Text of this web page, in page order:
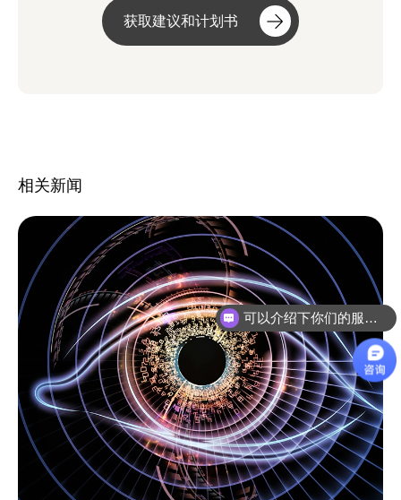
获取建议和计划书
相关新闻
可以介绍下你们的服务么？